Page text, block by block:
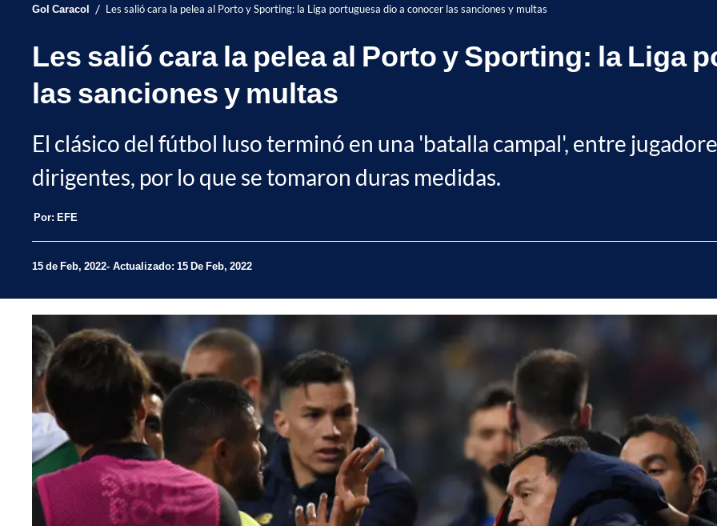
Gol Caracol / Les salió cara la pelea al Porto y Sporting: la Liga portuguesa dio a conocer las sanciones y multas
Les salió cara la pelea al Porto y Sporting: la Liga
las sanciones y multas
El clásico del fútbol luso terminó en una 'batalla campal', entre
dirigentes, por lo que se tomaron duras medidas.
Por: EFE
15 de Feb, 2022 Actualizado: 15 De Feb, 2022